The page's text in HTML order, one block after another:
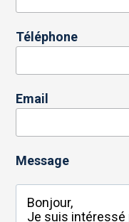
Téléphone
Email
Message